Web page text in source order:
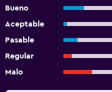
Bueno
Aceptable
Pasable
Regular
Malo